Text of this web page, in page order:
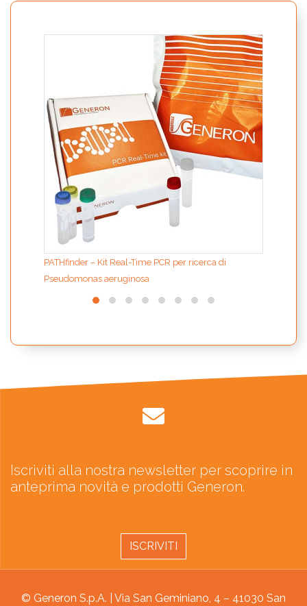
PATHfinder – Kit Real-Time PCR per ricerca di
Pseudomonas aeruginosa
Iscriviti alla nostra newsletter per scoprire in
anteprima novità e prodotti Generon.
ISCRIVITI
© Generon S.p.A. | Via San Geminiano, 4 – 41030 San